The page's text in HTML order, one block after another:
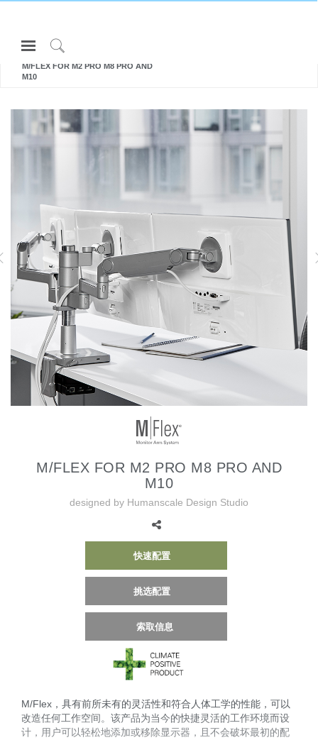
Open
Navigation
Menuto
登录或注册
产品
Partners
联系支持
寻找展示厅
更改地区
Opens
to
Facebook
Opens
to
Twitter
Opens
to
Linkedin
Opens
to
Instagram
Opens
to
Humanscale
Blog
Opens
Pinterest
OpensOpens
WeChat
Opens
Weibo
适用于 2.3-7 千克的纯平显示器
适用于 2.3-5.7 千克的曲屏显示器
M8.1
适用于高达 12.7 公斤 的平面和曲面
屏幕
所有 显示器支架和集成扩展基座
M/FLEX FOR M2 PRO M8 PRO AND
M10
M/FLEX FOR M2 PRO M8 PRO AND
M10
designed by Humanscale Design Studio
快速配置
挑选配置
索取信息
M/Flex，具有前所未有的灵活性和符合人体工学的性能，可以
改造任何工作空间。该产品为当今的快捷灵活的工作环境而设
计，用户可以轻松地添加或移除显示器，且不会破坏最初的配